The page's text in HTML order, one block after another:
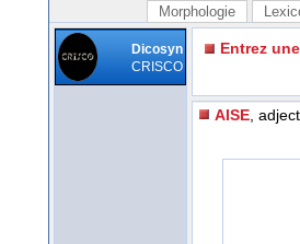
Morphologie
Dicosyn
CRISCO
Entrez
AISE ,